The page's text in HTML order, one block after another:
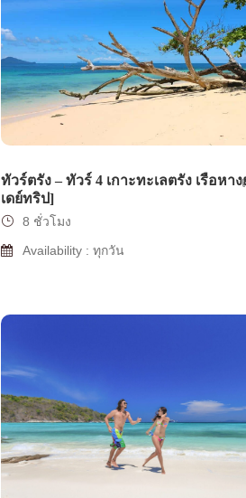
ทัวร์ตรัง – ทัวร์ 4 เกาะทะเลตรัง เรือหา
เดย์ทริป]
8 ชั่วโมง
Availability : ทุกวัน